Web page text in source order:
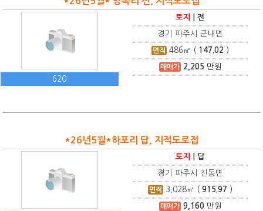
620
토지 |전
경기 파주시 군내면
면적 486 ㎡ ( 147.02 )
매매가 2,205 만원
*26년5월*하포리 답, 지적도로접
토지 답
경기 파주시 진동면
면적 3,028㎡ (915.97 )
매매가 9,160만원